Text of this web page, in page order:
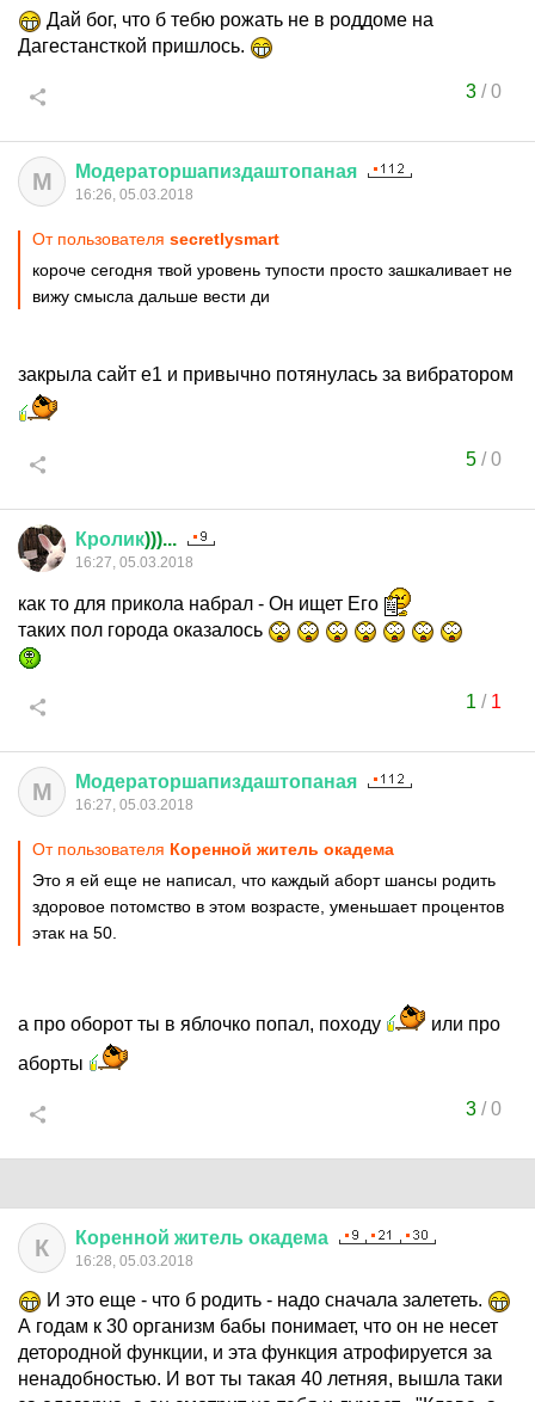
Дай бог, что б тебю рожать не в роддоме на
Дагестансткой пришлось.
3/0
М Модераторшапиздаштопаная
16:26, 05.03.2018
От пользователя secretlysmart
короче сегодня твой уровень тупости просто зашкаливает не
вижу смысла дальше вести ди
закрыла сайт е1 и привычно потянулась за вибратором
5/0
Кролик)))...
16:27, 05.03.2018
как то для прикола набрал - Он ищет Его
таких пол города оказалось
1 / 1
М Модераторшапиздаштопаная
16:27, 05.03.2018
От пользователя Коренной житель окадема
Это я ей еще не написал, что каждый аборт шансы родить
здоровое потомство в этом возрасте, уменьшает процентов
этак на 50.
а про оборот ты в яблочко попал, походу
или про
аборты
3/0
К Коренной житель окадема
16:28, 05.03.2018
И это еще - что б родить - надо сначала залететь.
А годам к 30 организм бабы понимает, что он не несет
детородной функции, и эта функция атрофируется за
ненадобностью. И вот ты такая 40 летняя, вышла таки